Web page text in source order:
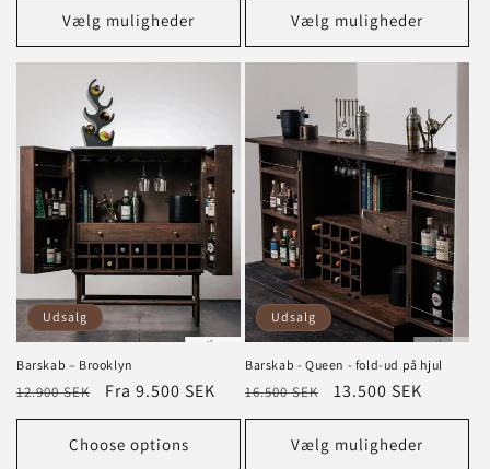
Vælg muligheder Vælg muligheder
Udsalg
Barskab – Brooklyn
Normalpris
12.900 SEK Tilbudspris
Fra 9.500 SEK
Choose options
Udsalg
Barskab - Queen - fold-ud på hjul
Normalpris
16.500 SEK Tilbudspris
13.500 SEK
Vælg muligheder